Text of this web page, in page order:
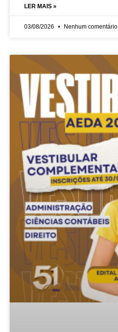
LER MAIS »
03/08/2026 Nenhum comentário